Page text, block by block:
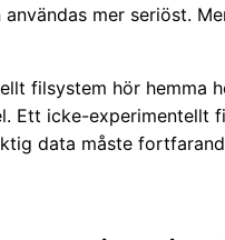
mer seriöst.
filsystem hör hemma
Ett icke-experimentellt
data måste